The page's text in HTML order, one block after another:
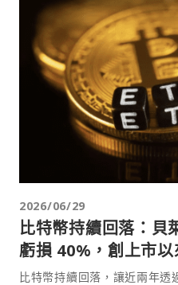
2026/06/29
比特幣持續回落：
虧損 40%，創上市
比特幣持續回落，讓近兩年透